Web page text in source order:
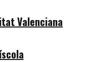
Valenciana